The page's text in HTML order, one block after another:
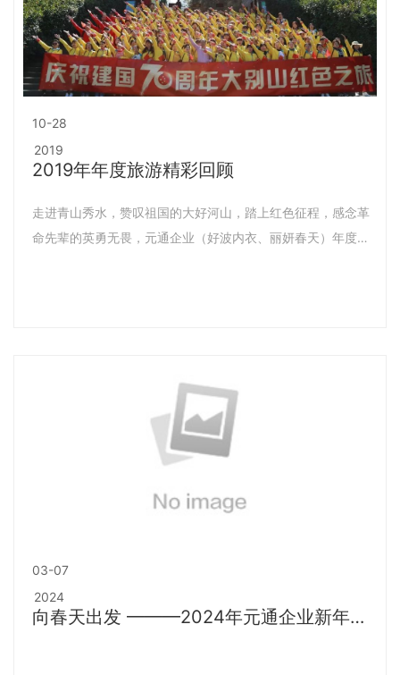
10-28
2019
2019年年度旅游精彩回顾
走进青山秀水，赞叹祖国的大好河山，踏上红色征程，感念革
命先辈的英勇无畏，元通企业（好波内衣、丽妍春天）年度旅
03-07
2024
向春天出发 ———2024年元通企业新年第